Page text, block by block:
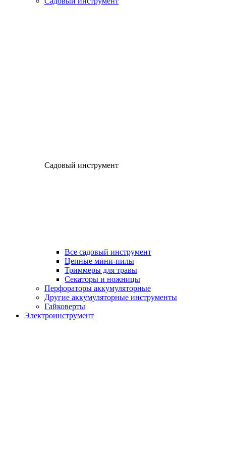
Садовый инструмент
Все садовый инструмент
Цепные мини-пилы
Триммеры для травы
Секаторы и ножницы
Перфораторы аккумуляторные
Другие аккумуляторные инструменты
Гайковерты
Электроинструмент